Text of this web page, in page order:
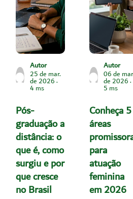
Autor
25 de mar.
de 2026
4 ms
Pós-
graduação a
distância: o
que é, como
surgiu e por
que cresce
no Brasil
Autor
06 de
de 2026
5 ms
Conheça 5
áreas
para
atuação
feminina
em 2026